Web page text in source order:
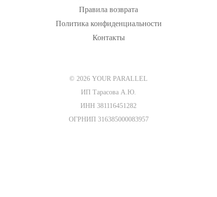
Правила возврата
Политика конфиденциальности
Контакты
© 2026 YOUR PARALLEL
ИП Тарасова А.Ю.
ИНН 381116451282
ОГРНИП 316385000083957